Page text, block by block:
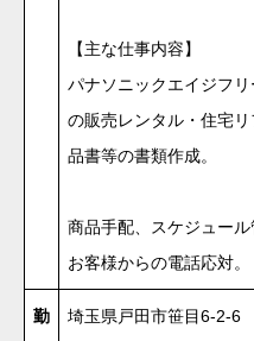
【主な仕事内容】
パナソニックエイジフ
の販売レンタル・住宅
品書等の書類作成。
商品手配、スケジュール
お客様からの電話応対。
勤
埼玉県戸田市笹目6-2-6